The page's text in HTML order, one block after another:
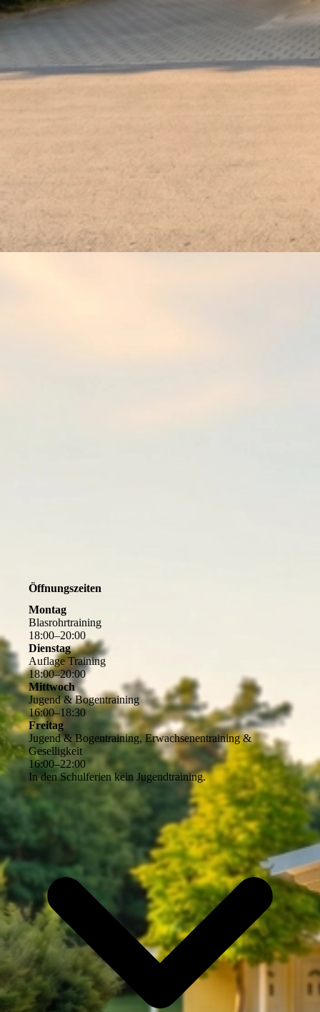
Öffnungszeiten
Montag
Blasrohrtraining
18:00–20:00
Dienstag
Auflage Training
18:00–20:00
Mittwoch
Jugend & Bogentraining
16:00–18:30
Freitag
Jugend & Bogentraining, Erwachsenentraining &
Geselligkeit
16:00–22:00
In den Schulferien kein Jugendtraining.